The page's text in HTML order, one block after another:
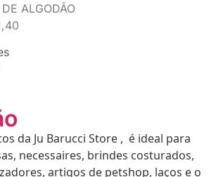
ALGODÃO
da Ju Barucci Store , é ideal para
necessaires, brindes costurados,
artigos de petshop, laços e o